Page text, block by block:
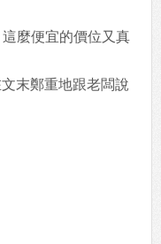
組合實在是殺白飯於